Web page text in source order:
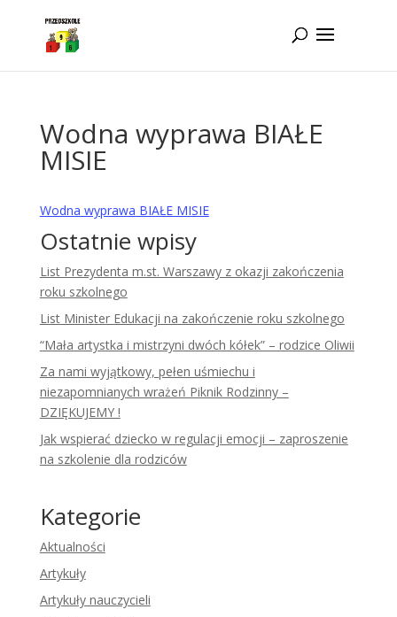
Wodna wyprawa BIAŁE
MISIE
Wodna wyprawa BIAŁE MISIE
Ostatnie wpisy
List Prezydenta m.st. Warszawy z okazji zakończenia
roku szkolnego
List Minister Edukacji na zakończenie roku szkolnego
“Mała artystka i mistrzyni dwóch kółek” – rodzice Oliwii
Za nami wyjątkowy, pełen uśmiechu i
niezapomnianych wrażeń Piknik Rodzinny –
DZIĘKUJEMY !
Jak wspierać dziecko w regulacji emocji – zaproszenie
na szkolenie dla rodziców
Kategorie
Aktualności
Artykuły
Artykuły nauczycieli